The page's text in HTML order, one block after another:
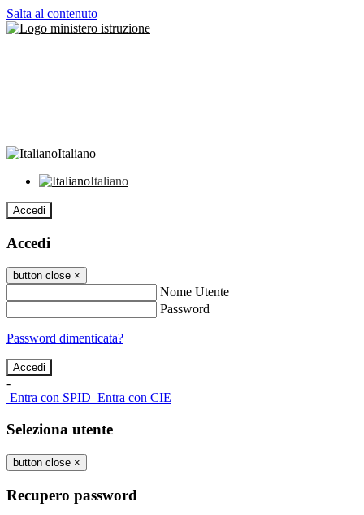
Salta al contenuto
Italiano
Italiano
Accedi
Accedi
button close ×
Nome Utente
Password
Password dimenticata?
-
Entra con SPID Entra con CIE
Seleziona utente
button close ×
Recupero password